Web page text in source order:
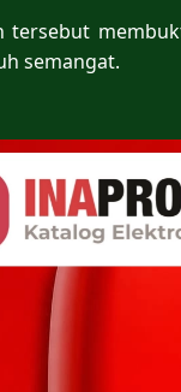
tersebut
semangat.